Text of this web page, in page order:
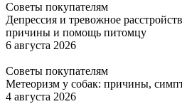
Советы покупателям
Депрессия и тревожное
причины и помощь питомцу
6 августа 2026
Советы покупателям
Метеоризм у собак: причины,
4 августа 2026